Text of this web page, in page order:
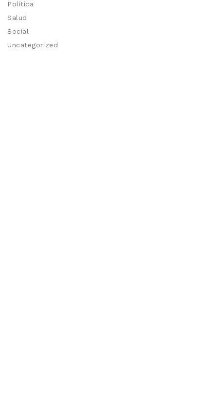
Política
Salud
Social
Uncategorized